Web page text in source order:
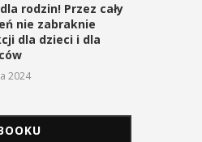
rodzin! Przez cały
nie zabraknie
dla dzieci i dla
2024